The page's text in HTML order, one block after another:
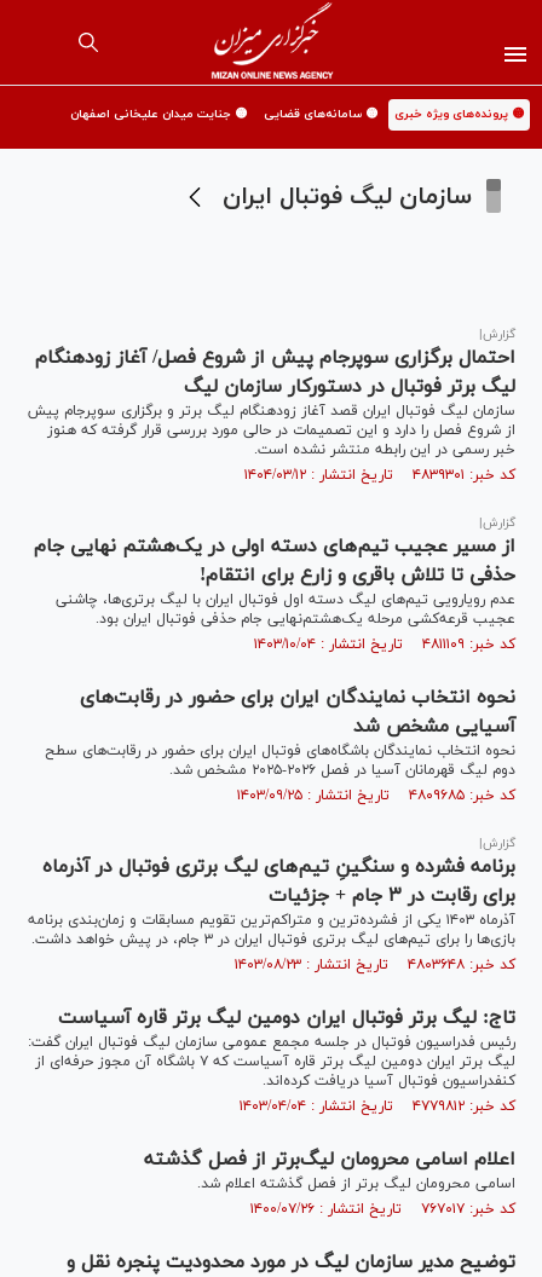
🟡 پرونده‌های ویژه خبری 🟡 سامانه‌های قضایی 🟡 جنایت میدان علیخانی اصفهان
سازمان لیگ فوتبال ایران
گزارش|
احتمال برگزاری سوپرجام پیش از شروع فصل/ آغاز زودهنگام
لیگ برتر فوتبال در دستورکار سازمان لیگ
سازمان لیگ فوتبال ایران قصد آغاز زودهنگام لیگ برتر و برگزاری سوپرجام پیش
از شروع فصل را دارد و این تصمیمات در حالی مورد بررسی قرار گرفته که هنوز
خبر رسمی در این رابطه منتشر نشده است.
کد خبر: ۴۸۳۹۳۰۱ تاریخ انتشار : ۱۴۰۴/۰۳/۱۲
گزارش|
از مسیر عجیب تیم‌های دسته اولی در یک‌هشتم‌ نهایی جام
حذفی تا تلاش باقری و زارع برای انتقام!
عدم رویارویی تیم‌های لیگ دسته اول فوتبال ایران با لیگ برتری‌ها، چاشنی
عجیب قرعه‌کشی مرحله یک‌هشتم‌نهایی جام حذفی فوتبال ایران بود.
کد خبر: ۴۸۱۱۱۰۹ تاریخ انتشار : ۱۴۰۳/۱۰/۰۴
نحوه انتخاب نمایندگان ایران برای حضور در رقابت‌های
آسیایی مشخص شد
نحوه انتخاب نمایندگان باشگاه‌های فوتبال ایران برای حضور در رقابت‌های سطح
دوم لیگ قهرمانان آسیا در فصل ۲۰۲۶-۲۰۲۵ مشخص شد.
کد خبر: ۴۸۰۹۶۸۵ تاریخ انتشار : ۱۴۰۳/۰۹/۲۵
گزارش|
برنامه فشرده و سنگینِ تیم‌های لیگ برتری فوتبال در آذرماه
برای رقابت در ۳ جام + جزئیات
آذرماه ۱۴۰۳ یکی از فشرده‌ترین و متراکم‌ترین تقویم مسابقات و زمان‌بندی برنامه
بازی‌ها را برای تیم‌های لیگ برتری فوتبال ایران در ۳ جام، در پیش خواهد داشت.
کد خبر: ۴۸۰۳۶۴۸ تاریخ انتشار : ۱۴۰۳/۰۸/۲۳
تاج: لیگ برتر فوتبال ایران دومین لیگ برتر قاره آسیاست
رئیس فدراسیون فوتبال در جلسه مجمع عمومی سازمان لیگ فوتبال ایران گفت:
لیگ برتر ایران دومین لیگ برتر قاره آسیاست که ۷ باشگاه آن مجوز حرفه‌ای از
کنفدراسیون فوتبال آسیا دریافت کرده‌اند.
کد خبر: ۴۷۷۹۸۱۲ تاریخ انتشار : ۱۴۰۳/۰۴/۰۴
اعلام اسامی محرومان لیگ‌برتر از فصل گذشته
اسامی محرومان لیگ برتر از فصل گذشته اعلام شد.
کد خبر: ۷۶۷۰۱۷ تاریخ انتشار : ۱۴۰۰/۰۷/۲۶
توضیح مدیر سازمان لیگ در مورد محدودیت پنجره نقل و